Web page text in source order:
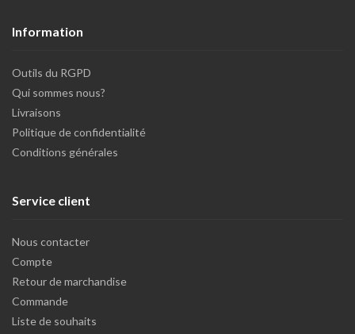
Information
Outils du RGPD
Qui sommes nous?
Livraisons
Politique de confidentialité
Conditions générales
Service client
Nous contacter
Compte
Retour de marchandise
Commande
Liste de souhaits